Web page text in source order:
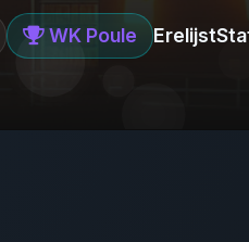
WK Poule Erelijst